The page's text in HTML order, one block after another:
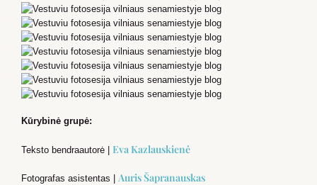
Kūrybinė grupė:
Teksto bendraautorė | Eva Kazlauskienė
Fotografas asistentas | Auris Šapranauskas